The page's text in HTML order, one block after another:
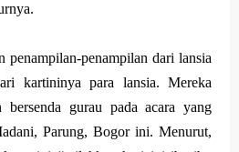
penampilan-penampilan dari lansia
kartininya para lansia. Mereka
bersenda gurau pada acara yang
Parung, Bogor ini. Menurut,